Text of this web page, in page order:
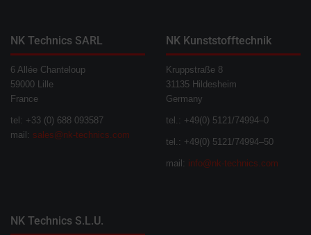
NK Technics SARL
6 Allée Chanteloup
59000 Lille
France
tel: +33 (0) 688 093587
mail: sales@nk-technics.com
NK Kunststofftechnik
Kruppstraße 8
31135 Hildesheim
Germany
tel.: +49(0) 5121/74994–0
tel.: +49(0) 5121/74994–50
mail: info@nk-technics.com
NK Technics S.L.U.